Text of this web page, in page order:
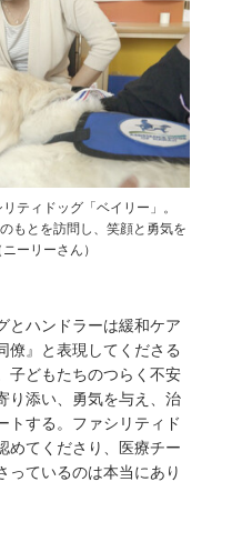
ティドッグ「ベイリー」。
もとを訪問し、笑顔と勇気を
ーリーさん）
とハンドラーは緩和ケア
僚』と表現してくださる
子どもたちのつらく不安
り添い、勇気を与え、治
トする。ファシリティド
めてくださり、医療チー
っているのは本当にあり